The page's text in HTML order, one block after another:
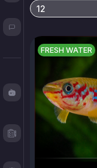
Fishy
Chat
Test
Logger
FRESH WATER